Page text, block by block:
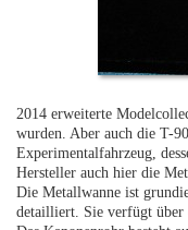
2014 erweiterte
wurden. Aber auch die T-
Experimentalfahrzeug,
Hersteller auch hier die
Die Metallwanne ist
detailliert. Sie verfügt über